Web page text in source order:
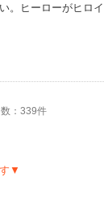
。ヒーローがヒロ
：339件
▼